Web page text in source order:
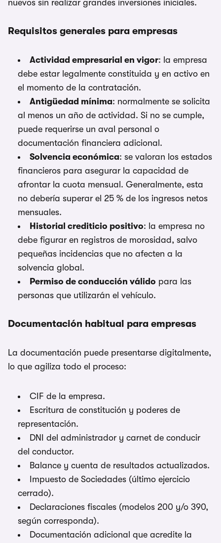
nuevos sin realizar grandes inversiones iniciales.
Requisitos generales para empresas
Actividad empresarial en vigor: la empresa
debe estar legalmente constituida y en activo en
el momento de la contratación.
Antigüedad mínima: normalmente se solicita
al menos un año de actividad. Si no se cumple,
puede requerirse un aval personal o
documentación financiera adicional.
Solvencia económica: se valoran los estados
financieros para asegurar la capacidad de
afrontar la cuota mensual. Generalmente, esta
no debería superar el 25 % de los ingresos netos
mensuales.
Historial crediticio positivo: la empresa no
debe figurar en registros de morosidad, salvo
pequeñas incidencias que no afecten a la
solvencia global.
Permiso de conducción válido para las
personas que utilizarán el vehículo.
Documentación habitual para empresas
La documentación puede presentarse digitalmente,
lo que agiliza todo el proceso:
CIF de la empresa.
Escritura de constitución y poderes de
representación.
DNI del administrador y carnet de conducir
del conductor.
Balance y cuenta de resultados actualizados.
Impuesto de Sociedades (último ejercicio
cerrado).
Declaraciones fiscales (modelos 200 y/o 390,
según corresponda).
Documentación adicional que acredite la